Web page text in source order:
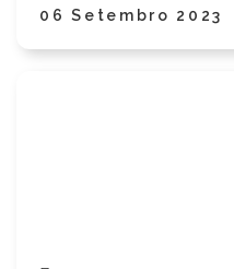
06 Setembro 2023